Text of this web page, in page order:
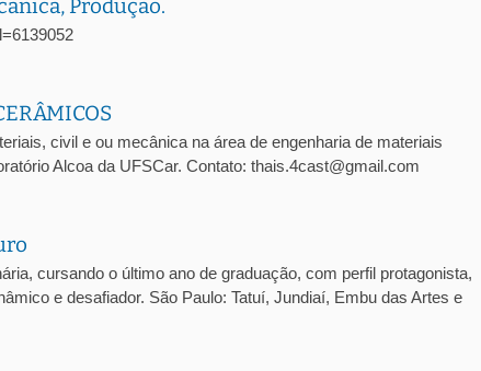
Produção.
civil e ou mecânica na área de engenharia de materiais
Alcoa da UFSCar. Contato: thais.4cast@gmail.com
cursando o último ano de graduação, com perfil protagonista,
e desafiador. São Paulo: Tatuí, Jundiaí, Embu das Artes e